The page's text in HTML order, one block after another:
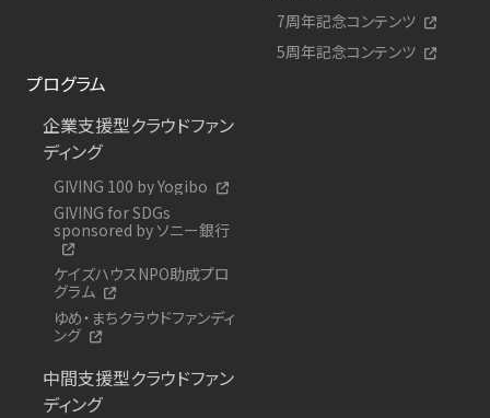
7周年記念コンテンツ
5周年記念コンテンツ
プログラム
企業支援型クラウドファン
ディング
GIVING 100 by Yogibo
GIVING for SDGs
sponsored by ソニー銀行
ケイズハウスNPO助成プロ
グラム
ゆめ・まちクラウドファンディ
ング
中間支援型クラウドファン
ディング